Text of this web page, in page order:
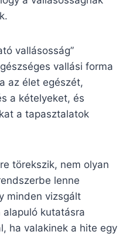
vallásosság”
vallási forma
az élet egészét,
a kételyeket, és
a tapasztalatok
törekszik, nem olyan
lenne
minden vizsgált
kutatásra
ha valakinek a hite egy